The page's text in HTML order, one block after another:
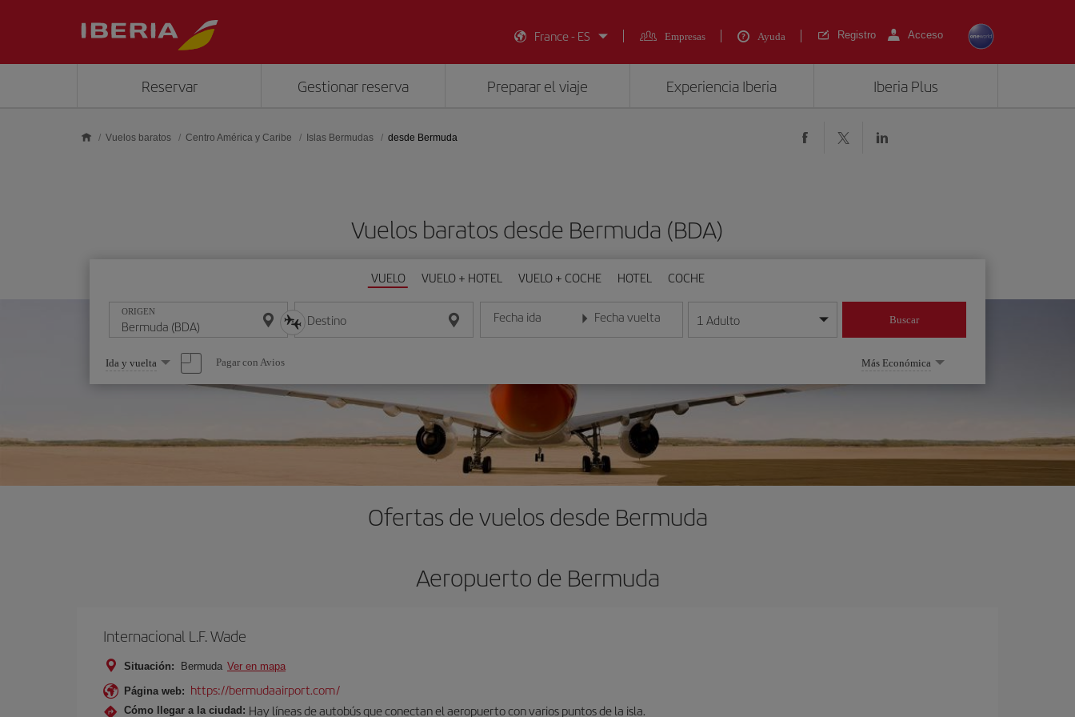
France - ES
Empresas Ayuda Registro Acceso
Reservar Gestionar reserva Preparar el viaje Experiencia Iberia Iberia Plus
Vuelos baratos Centro América y Caribe Islas Bermudas desde Bermuda
Vuelos baratos desde Bermuda (BDA)
VUELO VUELO + HOTEL VUELO + COCHE HOTEL COCHE
ORIGEN Destino Fecha ida
Introduce la fecha en formato día/mes/año
Fecha vuelta
Introduce la fecha en formato día/mes/año
1 Adulto Buscar
Seleccione
una
opción
Ida y vuelta Pagar con Avios Más Económica
Ofertas de vuelos desde Bermuda
Aeropuerto de Bermuda
Internacional L.F. Wade
Situación: Bermuda Ver en mapa
Página web: https://bermudaairport.com/
Cómo llegar a la ciudad: Hay líneas de autobús que conectan el aeropuerto con varios puntos de la isla.